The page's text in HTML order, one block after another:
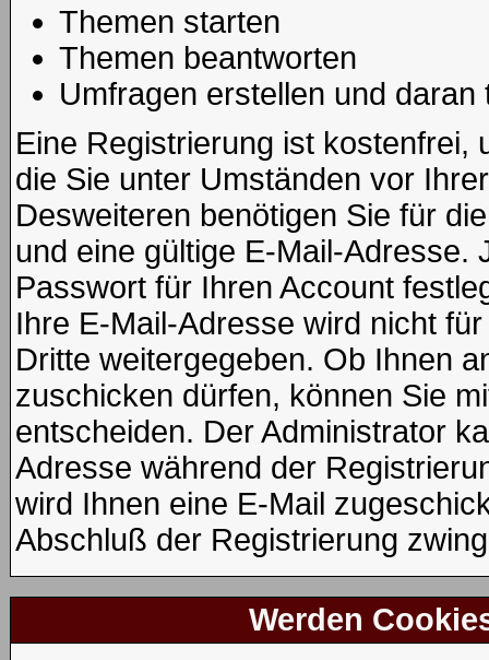
Themen starten
Themen beantworten
Umfragen erstellen und daran
Eine Registrierung ist kostenfrei,
die Sie unter Umständen vor
Desweiteren benötigen Sie für
und eine gültige E-Mail-Adresse.
Passwort für Ihren Account
Ihre E-Mail-Adresse wird nicht
Dritte weitergegeben. Ob Ihnen
zuschicken dürfen, können Sie
entscheiden. Der Administrator
Adresse während der
wird Ihnen eine E-Mail
Abschluß der Registrierung
Werden